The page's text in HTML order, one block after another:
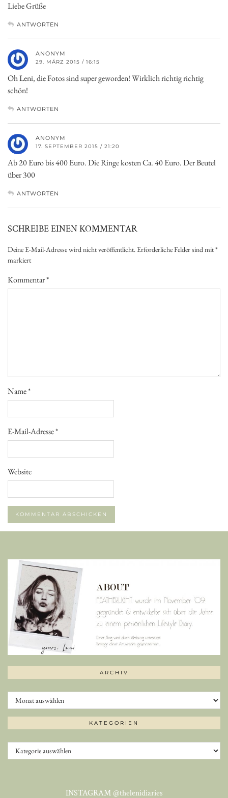
Liebe Grüße
ANTWORTEN
ANONYM
29. MÄRZ 2015 / 16:15
Oh Leni, die Fotos sind super geworden! Wirklich richtig richtig
schön!
ANTWORTEN
ANONYM
17. SEPTEMBER 2015 / 21:20
Ab 20 Euro bis 400 Euro. Die Ringe kosten Ca. 40 Euro. Der Beutel
über 300
ANTWORTEN
SCHREIBE EINEN KOMMENTAR
Deine E-Mail-Adresse wird nicht veröffentlicht.Erforderliche Felder sind mit*
markiert
Kommentar*
Name*
E-Mail-Adresse*
Website
ARCHIV
Archiv
KATEGORIEN
Kategorien
INSTAGRAM @thelenidiaries